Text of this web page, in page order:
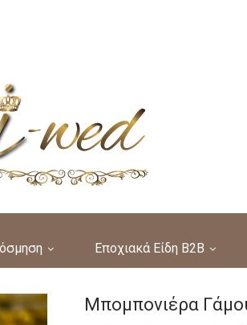
Εποχιακά Είδη B2B
Μπομπονιέρα